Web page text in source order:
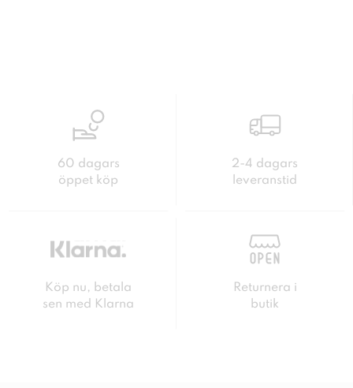
60 dagars
öppet köp
2-4 dagars
leveranstid
Köp nu, betala
sen med Klarna
Returnera i
butik